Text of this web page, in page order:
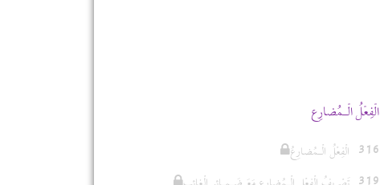
الْفِعْلُ الْـمُضارِع
316 الْفِعْلُ الْـمُضارِعُ